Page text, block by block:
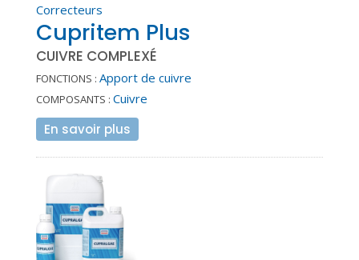
Correcteurs
Cupritem Plus
CUIVRE COMPLEXÉ
FONCTIONS : Apport de cuivre
COMPOSANTS : Cuivre
En savoir plus